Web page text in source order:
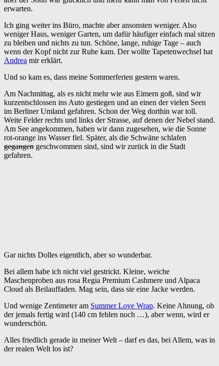
erwarten.
Ich ging weiter ins Büro, machte aber ansonsten weniger. Also
weniger Haus, weniger Garten, um dafür häufiger einfach mal sitzen
zu bleiben und nichts zu tun. Schöne, lange, ruhige Tage – auch
wenn der Kopf nicht zur Ruhe kam. Der wollte Tapetenwechsel hat
Andrea mir erklärt.
Und so kam es, dass meine Sommerferien gestern waren.
Am Nachmittag, als es nicht mehr wie aus Eimern goß, sind wir
kurzentschlossen ins Auto gestiegen und an einen der vielen Seen
im Berliner Umland gefahren. Schon der Weg dorthin war toll.
Weite Felder rechts und links der Strasse, auf denen der Nebel stand.
Am See angekommen, haben wir dann zugesehen, wie die Sonne
rot-orange ins Wasser fiel. Später, als die Schwäne schlafen
gegangen geschwommen sind, sind wir zurück in die Stadt
gefahren.
Gar nichts Dolles eigentlich, aber so wunderbar.
Bei allem habe ich nicht viel gestrickt. Kleine, weiche
Maschenproben aus rosa Regia Premium Cashmere und Alpaca
Cloud als Beilauffaden. Mag sein, dass sie eine Jacke werden.
Und wenige Zentimeter am Summer Love Wrap. Keine Ahnung, ob
der jemals fertig wird (140 cm fehlen noch …), aber wenn, wird er
wunderschön.
Alles friedlich gerade in meiner Welt – darf es das, bei Allem, was in
der realen Welt los ist?